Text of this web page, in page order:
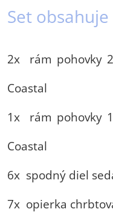
Set obsahuje
2x rám pohovky
Coastal
1x rám pohovky
Coastal
6x spodný diel
7x opierka